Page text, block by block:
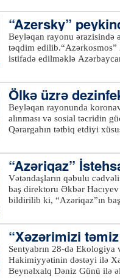
qüvvələrinin Azərbaycanın
şəxslərin sayı 22-yə, xəsarət
ordusunun intensiv ağır
dəyib.xeber100.com
Adıgözəlov, “28 May” və
olacaq.xeber100.com
“Azersky”
Beyləqan rayonu ərazisində
təqdim
istifadə edilməklə
əkin sahələrini əks etdirən
kənd təsərrüfatı bitkilərinin
bitkilərinin məhsuldarlığının
imkanlarını
ilin aprelində “Azersky”
Qafqazda ilk və yeganə
telekommunikasiya peyki
“Azersky” və “Azerspace-
Ölkə üzrə
əndirilib
Beyləqan rayonunda
alınması və sosial təcridin
Qərargahın tətbiq etdiyi
xəbər verir ki, bu məqsədlə
2-3 nəfərdən ibarət qruplar
söhbət edir, karantin
əhalini küçə və
keçdiyi küçələrdə,
obyektlərinin ətrafında,
“Azəriqaz”
Vətəndaşların qəbulu
baş direktoru Əkbər
bildirilib ki, “Azəriqaz”ın
dinləyiblər. Qəbula gələn
xətlərinin yerinin
Hər bir vətəndaşın
həlli barədə müvafiq
“Xəzərimizi
Sentyabrın 28-də
Hakimiyyətinin dəstəyi ilə
Beynəlxalq Dəniz Günü ilə